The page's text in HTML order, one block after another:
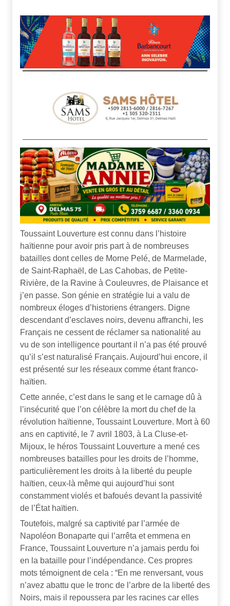
Toussaint Louverture est connu dans l’histoire
haïtienne pour avoir pris part à de nombreuses
batailles dont celles de Morne Pelé, de Marmelade,
de Saint-Raphaël, de Las Cahobas, de Petite-
Rivière, de la Ravine à Couleuvres, de Plaisance et
j’en passe. Son génie en stratégie lui a valu de
nombreux éloges d’historiens étrangers. Digne
descendant d’esclaves noirs, devenu affranchi, les
Français ne cessent de réclamer sa nationalité au
vu de son intelligence pourtant il n’a pas été prouvé
qu’il s’est naturalisé Français. Aujourd’hui encore, il
est présenté sur les réseaux comme étant franco-
haïtien.
Cette année, c’est dans le sang et le carnage dû à
l’insécurité que l’on célèbre la mort du chef de la
révolution haïtienne, Toussaint Louverture. Mort à 60
ans en captivité, le 7 avril 1803, à La Cluse-et-
Mijoux, le héros Toussaint Louverture a mené ces
nombreuses batailles pour les droits de l’homme,
particulièrement les droits à la liberté du peuple
haïtien, ceux-là même qui aujourd’hui sont
constamment violés et bafoués devant la passivité
de l’État haïtien.
Toutefois, malgré sa captivité par l’armée de
Napoléon Bonaparte qui l’arrêta et emmena en
France, Toussaint Louverture n’a jamais perdu foi
en la bataille pour l’indépendance. Ces propres
mots témoignent de cela : “En me renversant, vous
n’avez abattu que le tronc de l’arbre de la liberté des
Noirs, mais il repoussera par les racines car elles